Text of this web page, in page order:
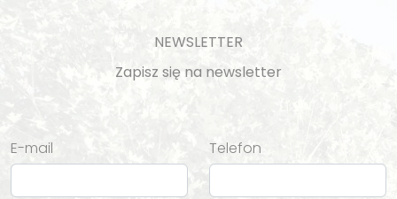
NEWSLETTER
Zapisz się na newsletter
E-mail Telefon